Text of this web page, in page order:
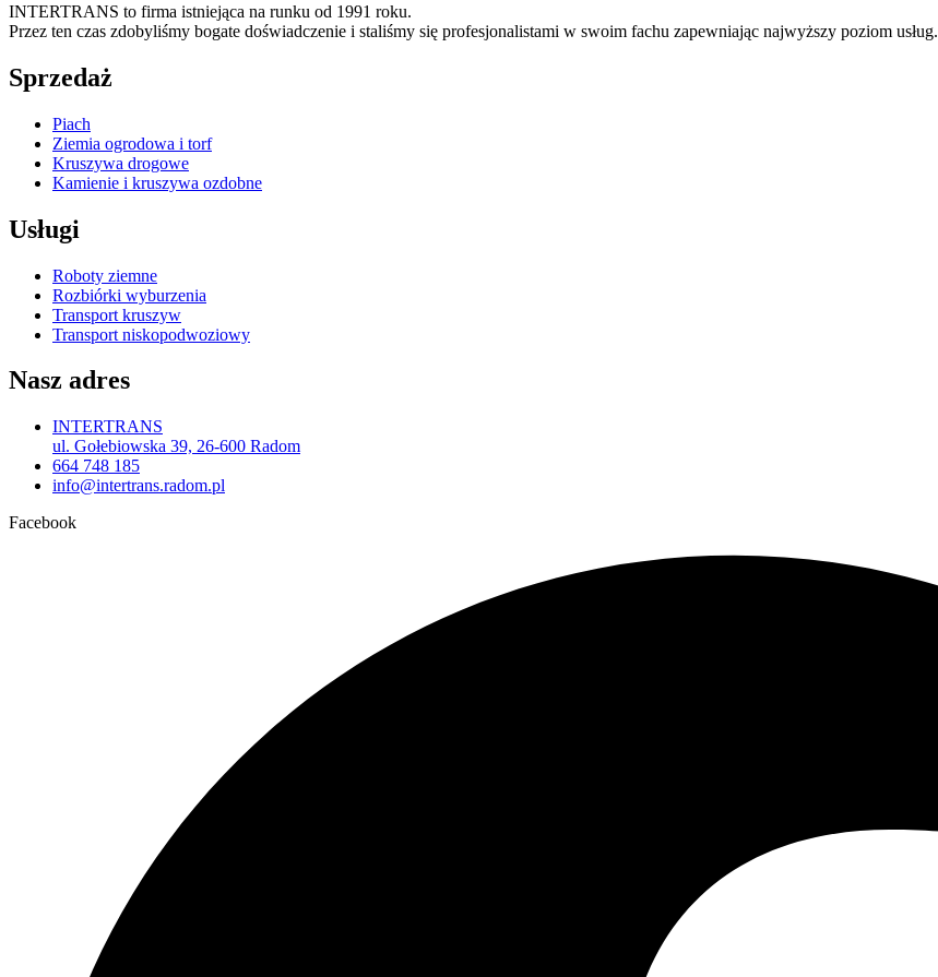
INTERTRANS to firma istniejąca na runku od 1991 roku.
Przez ten czas zdobyliśmy bogate doświadczenie i staliśmy się profesjonalistami w swoim fachu zapewniając najwyższy poziom usług.
Sprzedaż
Piach
Ziemia ogrodowa i torf
Kruszywa drogowe
Kamienie i kruszywa ozdobne
Usługi
Roboty ziemne
Rozbiórki wyburzenia
Transport kruszyw
Transport niskopodwoziowy
Nasz adres
INTERTRANS
ul. Gołebiowska 39, 26-600 Radom
664 748 185
info@intertrans.radom.pl
Facebook